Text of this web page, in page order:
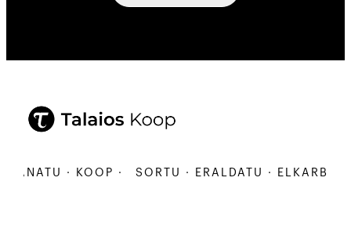
· KOOP · SORTU · ERALDATU ·